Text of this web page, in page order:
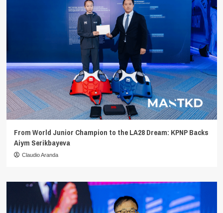
From World Junior Champion to the LA28 Dream: KPNP Backs
Aiym Serikbayeva
Claudio Aranda